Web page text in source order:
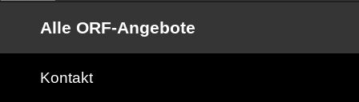
Alle ORF-Angebote
Kontakt